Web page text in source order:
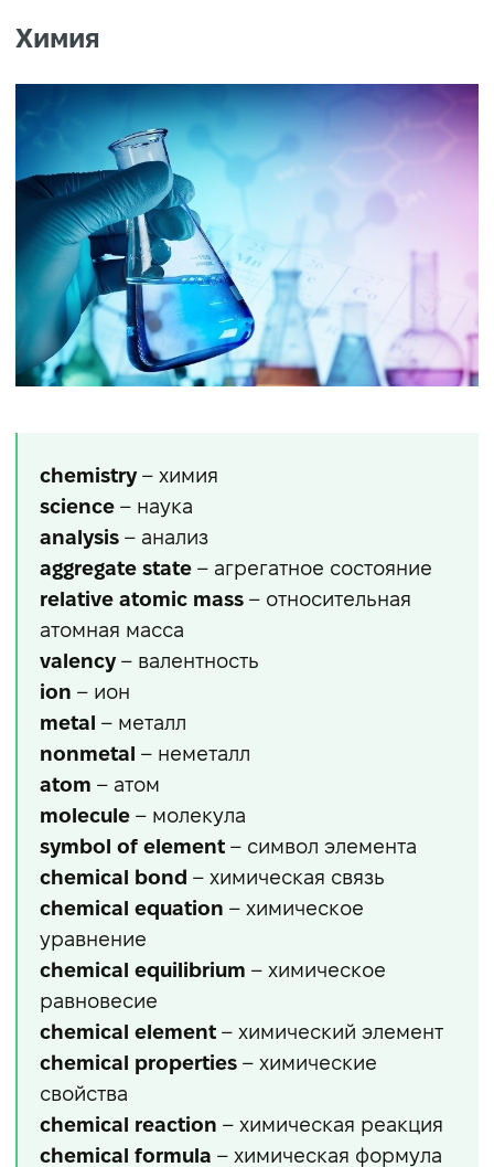
Химия
chemistry– химия
science – наука
analysis – анализ
aggregate state – агрегатное состояние
relative atomic mass – относительная
атомная масса
valency– валентность
ion – ион
metal – металл
nonmetal – неметалл
atom – атом
molecule – молекула
symbol of element – символ элемента
chemical bond – химическая связь
chemical equation – химическое
уравнение
chemical equilibrium – химическое
равновесие
chemical element – химический элемент
chemical properties – химические
свойства
chemical reaction – химическая реакция
chemical formula – химическая формула